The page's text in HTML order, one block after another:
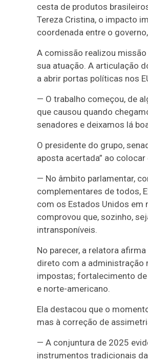
cesta de produtos
Tereza Cristina, o impacto
coordenada entre o
A comissão realizou
sua atuação. A articulação
a abrir portas políticas nos
— O trabalho começou, de
que causou quando
senadores e deixamos lá
O presidente do grupo,
aposta acertada” ao
— No âmbito parlamentar,
complementares de todos,
com os Estados Unidos em
comprovou que, sozinho,
intransponíveis.
No parecer, a relatora
direto com a administração
impostas; fortalecimento
e norte-americano.
Ela destacou que o
mas à correção de
— A conjuntura de 2025
instrumentos tradicionais